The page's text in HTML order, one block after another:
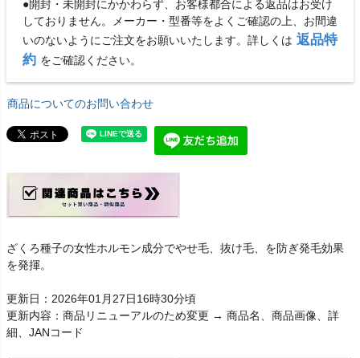
●開封・未開封にかかわらず、お客様都合による返品はお受け
しておりません。メーカー・型番等をよくご確認の上、お間違
いのないようにご注文をお願いいたします。詳しくは 返品特
約 をご確認ください。
商品についてのお問い合わせ
ざくろ種子の女性ホルモン成分でやせ毛、抜け毛、を防ぎ発毛効果
を発揮。
更新日：2026年01月27日16時30分頃
更新内容：商品リニューアルのため変更 → 商品名、商品画像、詳
細、JANコード